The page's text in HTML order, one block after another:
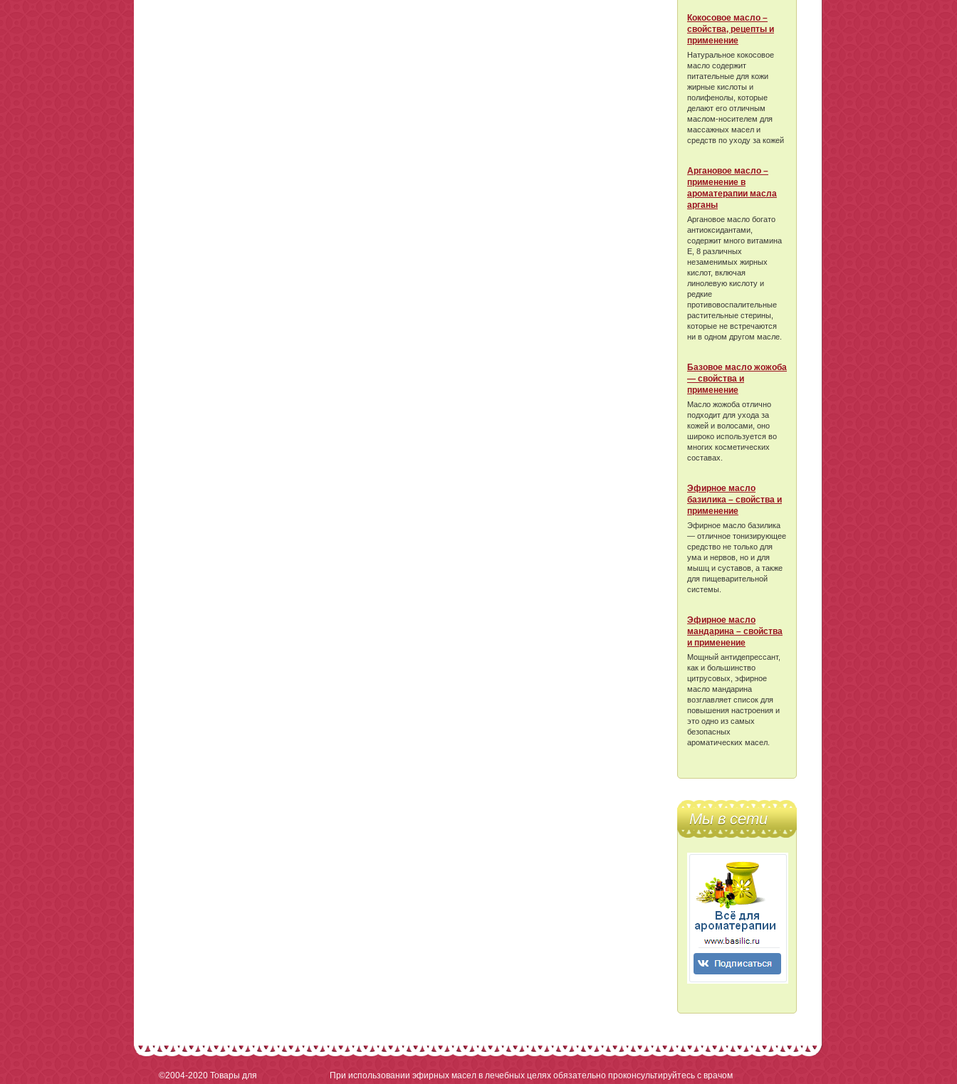
Кокосовое масло –
свойства, рецепты и
применение
Натуральное кокосовое
масло содержит
питательные для кожи
жирные кислоты и
полифенолы, которые
делают его отличным
маслом-носителем для
массажных масел и
средств по уходу за кожей
Аргановое масло –
применение в
ароматерапии масла
арганы
Аргановое масло богато
антиоксидантами,
содержит много витамина
Е, 8 различных
незаменимых жирных
кислот, включая
линолевую кислоту и
редкие
противовоспалительные
растительные стерины,
которые не встречаются
ни в одном другом масле.
Базовое масло жожоба
— свойства и
применение
Масло жожоба отлично
подходит для ухода за
кожей и волосами, оно
широко используется во
многих косметических
составах.
Эфирное масло
базилика – свойства и
применение
Эфирное масло базилика
— отличное тонизирующее
средство не только для
ума и нервов, но и для
мышц и суставов, а также
для пищеварительной
системы.
Эфирное масло
мандарина – свойства
и применение
Мощный антидепрессант,
как и большинство
цитрусовых, эфирное
масло мандарина
возглавляет список для
повышения настроения и
это одно из самых
безопасных
ароматических масел.
Мы в сети
©2004-2020 Товары для
При использовании эфирных масел в лечебных целях обязательно проконсультируйтесь с врачом